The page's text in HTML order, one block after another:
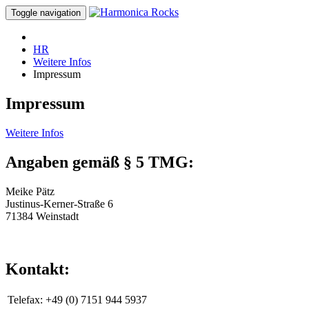
Toggle navigation
HR
Weitere Infos
Impressum
Impressum
Weitere Infos
Angaben gemäß § 5 TMG:
Meike Pätz
Justinus-Kerner-Straße 6
71384 Weinstadt
Kontakt:
Telefax: +49 (0) 7151 944 5937